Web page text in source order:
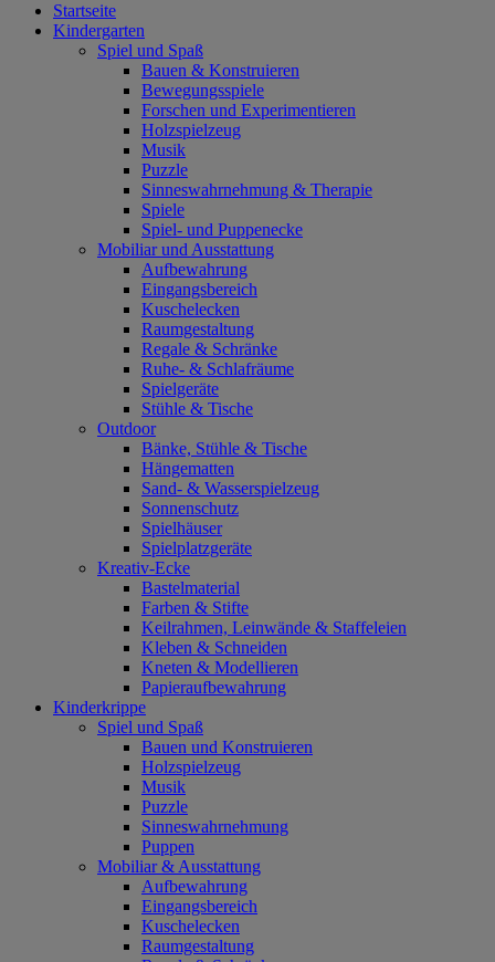
Startseite
Kindergarten
Spiel und Spaß
Bauen & Konstruieren
Bewegungsspiele
Forschen und Experimentieren
Holzspielzeug
Musik
Puzzle
Sinneswahrnehmung & Therapie
Spiele
Spiel- und Puppenecke
Mobiliar und Ausstattung
Aufbewahrung
Eingangsbereich
Kuschelecken
Raumgestaltung
Regale & Schränke
Ruhe- & Schlafräume
Spielgeräte
Stühle & Tische
Outdoor
Bänke, Stühle & Tische
Hängematten
Sand- & Wasserspielzeug
Sonnenschutz
Spielhäuser
Spielplatzgeräte
Kreativ-Ecke
Bastelmaterial
Farben & Stifte
Keilrahmen, Leinwände & Staffeleien
Kleben & Schneiden
Kneten & Modellieren
Papieraufbewahrung
Kinderkrippe
Spiel und Spaß
Bauen und Konstruieren
Holzspielzeug
Musik
Puzzle
Sinneswahrnehmung
Puppen
Mobiliar & Ausstattung
Aufbewahrung
Eingangsbereich
Kuschelecken
Raumgestaltung